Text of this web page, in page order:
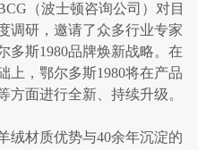
（波士顿咨询公司）对目
调研，邀请了众多行业专家
多斯1980品牌焕新战略。在
上，鄂尔多斯1980将在产品
方面进行全新、持续升级。
材质优势与40余年沉淀的